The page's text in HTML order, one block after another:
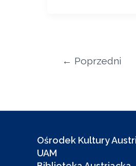
← Poprzedni
Ośrodek Kultury
UAM